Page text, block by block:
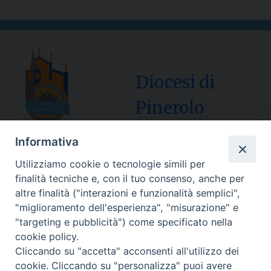
Diocesi di
Pinerolo
Sede Curia:
Via Vescovado, 1 – 10064 Pinerolo
Segreteria Generale Centralino Tel: 0121.37.33.20
e-mail: centralino@diocesipinerolo.it
Informativa
Utilizziamo cookie o tecnologie simili per
finalità tecniche e, con il tuo consenso, anche per
altre finalità ("interazioni e funzionalità semplici",
"miglioramento dell'esperienza", "misurazione" e
"targeting e pubblicità") come specificato nella
cookie policy.
Cliccando su "accetta" acconsenti all'utilizzo dei
cookie. Cliccando su "personalizza" puoi avere